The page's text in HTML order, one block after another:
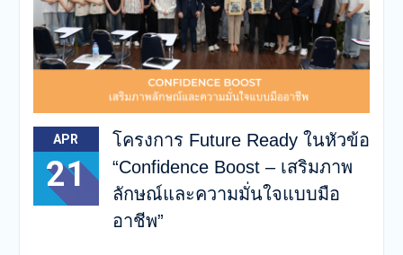
APR
21
โครงการ Future Ready ในหัวข้อ
“Confidence Boost – เสริมภาพ
ลักษณ์และความมั่นใจแบบมือ
อาชีพ”